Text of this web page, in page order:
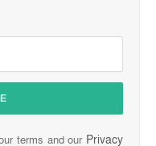
terms and our Privacy